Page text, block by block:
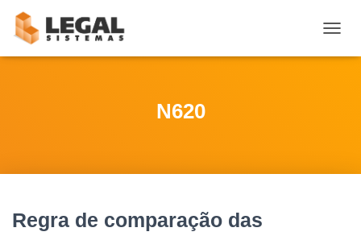
N620
Regra de comparação das